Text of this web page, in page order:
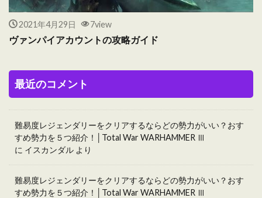
2021年4月29日 7view
ヴァンパイアカウントの攻略ガイド
最近のコメント
難易度レジェンダリーをクリアするならどの勢力がいい？おす
すめ勢力を５つ紹介！│Total War WARHAMMER Ⅲ
に イスカンダル より
難易度レジェンダリーをクリアするならどの勢力がいい？おす
すめ勢力を５つ紹介！│Total War WARHAMMER Ⅲ